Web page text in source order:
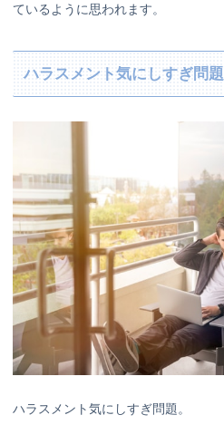
ているように思われます。
ハラスメント気にしすぎ問題
ハラスメント気にしすぎ問題。